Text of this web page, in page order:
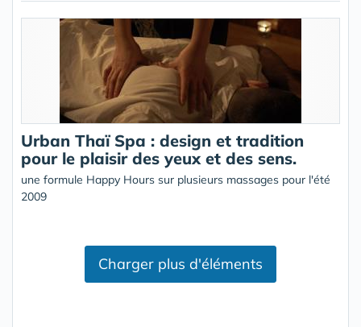
Urban Thaï Spa : design et tradition
pour le plaisir des yeux et des sens.
une formule Happy Hours sur plusieurs massages pour l'été
2009
Charger plus d'éléments